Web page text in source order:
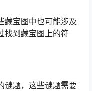
藏宝图中也可能涉及
找到藏宝图上的符
谜题，这些谜题需要